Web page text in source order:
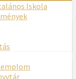
Iskola